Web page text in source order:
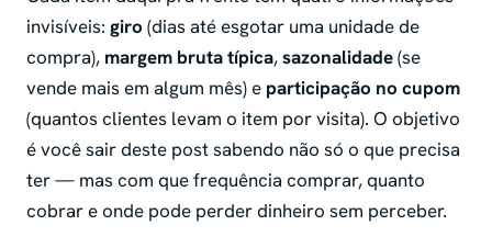
invisíveis: giro (dias até esgotar uma unidade de
compra), margem bruta típica,sazonalidade(se
vende mais em algum mês) e participação no cupom
(quantos clientes levam o item por visita). O objetivo
é você sair deste post sabendo não só o que precisa
ter — mas com que frequência comprar, quanto
cobrar e onde pode perder dinheiro sem perceber.